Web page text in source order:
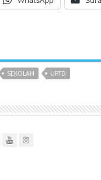
SEKOLAH UPTD